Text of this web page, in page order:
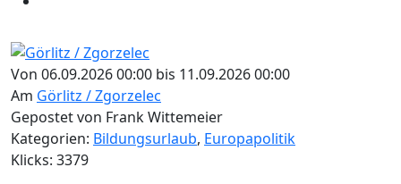
Von 06.09.2026 00:00 bis 11.09.2026 00:00
Am Görlitz / Zgorzelec
Gepostet von Frank Wittemeier
Kategorien: Bildungsurlaub, Europapolitik
Klicks: 3379